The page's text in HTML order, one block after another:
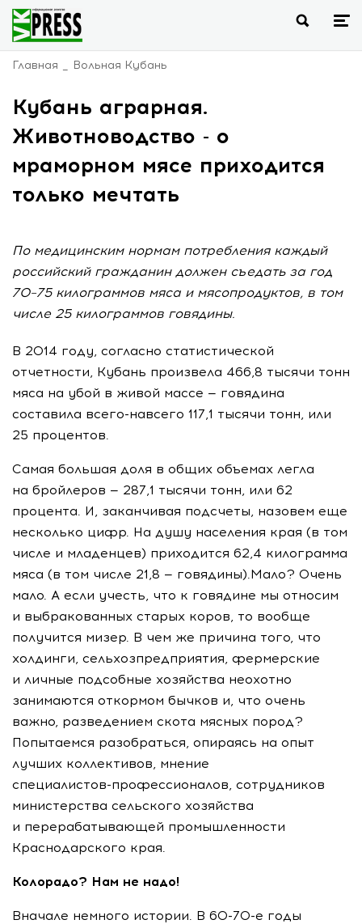
Главная Вольная Кубань
Кубань аграрная.
Животноводство - о
мраморном мясе приходится
только мечтать
По медицинским нормам потребления каждый
российский гражданин должен съедать за год
70–75 килограммов мяса и мясопродуктов, в том
числе 25 килограммов говядины.
В 2014 году, согласно статистической
отчетности, Кубань произвела 466,8 тысячи тонн
мяса на убой в живой массе — говядина
составила всего-навсего 117,1 тысячи тонн, или
25 процентов.
Самая большая доля в общих объемах легла
на бройлеров — 287,1 тысячи тонн, или 62
процента. И, заканчивая подсчеты, назовем еще
несколько цифр. На душу населения края (в том
числе и младенцев) приходится 62,4 килограмма
мяса (в том числе 21,8 — говядины).Мало? Очень
мало. А если учесть, что к говядине мы относим
и выбракованных старых коров, то вообще
получится мизер. В чем же причина того, что
холдинги, сельхозпредприятия, фермерские
и личные подсобные хозяйства неохотно
занимаются откормом бычков и, что очень
важно, разведением скота мясных пород?
Попытаемся разобраться, опираясь на опыт
лучших коллективов, мнение
специалистов-профессионалов, сотрудников
министерства сельского хозяйства
и перерабатывающей промышленности
Краснодарского края.
Колорадо? Нам не надо!
Вначале немного истории. В 60-70-е годы